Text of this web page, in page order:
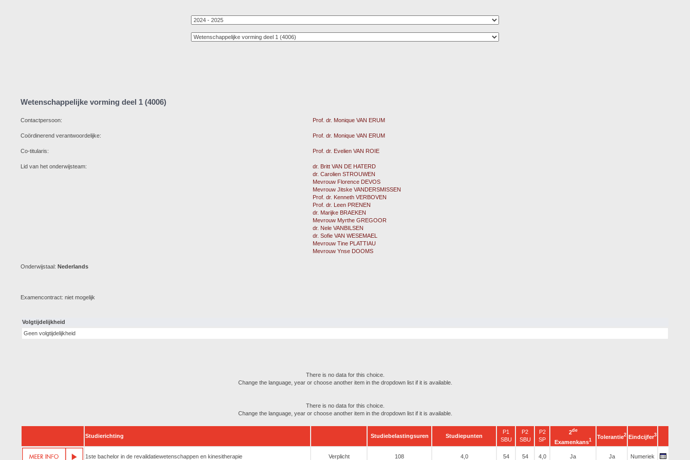
Wetenschappelijke vorming deel 1 (4006)
Contactpersoon: Prof. dr. Monique VAN ERUM
Coördinerend verantwoordelijke: Prof. dr. Monique VAN ERUM
Co-titularis: Prof. dr. Evelien VAN ROIE
Lid van het onderwijsteam:
dr. Britt VAN DE HATERD
dr. Carolien STROUWEN
Mevrouw Florence DEVOS
Mevrouw Jitske VANDERSMISSEN
Prof. dr. Kenneth VERBOVEN
Prof. dr. Leen PRENEN
dr. Marijke BRAEKEN
Mevrouw Myrthe GREGOOR
dr. Nele VANBILSEN
dr. Sofie VAN WESEMAEL
Mevrouw Tine PLATTIAU
Mevrouw Ynse DOOMS
Onderwijstaal: Nederlands
Examencontract: niet mogelijk
Volgtijdelijkheid
Geen volgtijdelijkheid
There is no data for this choice.
Change the language, year or choose another item in the dropdown list if it is available.
There is no data for this choice.
Change the language, year or choose another item in the dropdown list if it is available.
Studierichting Studiebelastingsuren Studiepunten
P1
SBU
P2
SBU
P2
SP
2de
Examenkans1 Tolerantie2 Eindcijfer3
1ste bachelor in de revalidatiewetenschappen en kinesitherapie Verplicht 108 4,0 54 54 4,0 Ja Ja Numeriek